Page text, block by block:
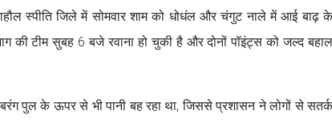
स्पीति जिले में सोमवार शाम को धोधंल और चंगुट नाले में आई बाढ़ के
की टीम सुबह 6 बजे रवाना हो चुकी है और दोनों पॉइंट्स को जल्द बहाल
पुल के ऊपर से भी पानी बह रहा था, जिससे प्रशासन ने लोगों से सतर्क